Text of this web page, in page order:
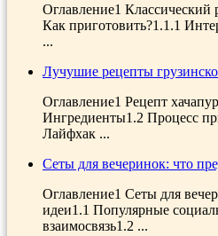
Оглавление1 Классический
Как приготовить?1.1.1
...
Лучушие рецепты
Оглавление1 Рецепт
Ингредиенты1.2 Процесс
Лайфхак ...
Сеты для вечеринок: что
Оглавление1 Сеты для
идеи1.1 Популярные
взаимосвязь1.2 ...